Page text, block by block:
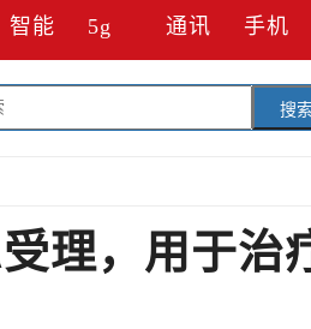
智能 5g 通讯 手机
搜索
理，用于治